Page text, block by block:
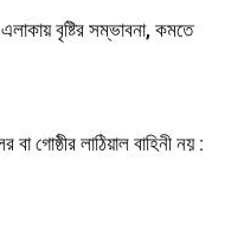
বৃষ্টির সম্ভাবনা, কমতে
গোষ্ঠীর লাঠিয়াল বাহিনী নয় :